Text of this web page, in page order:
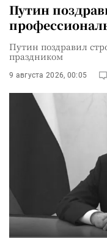
Путин
Путин поздравил
праздником
9 августа 2026, 00:05